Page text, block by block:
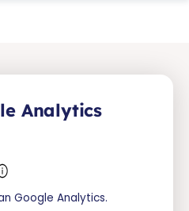
Analytics
Google Analytics.